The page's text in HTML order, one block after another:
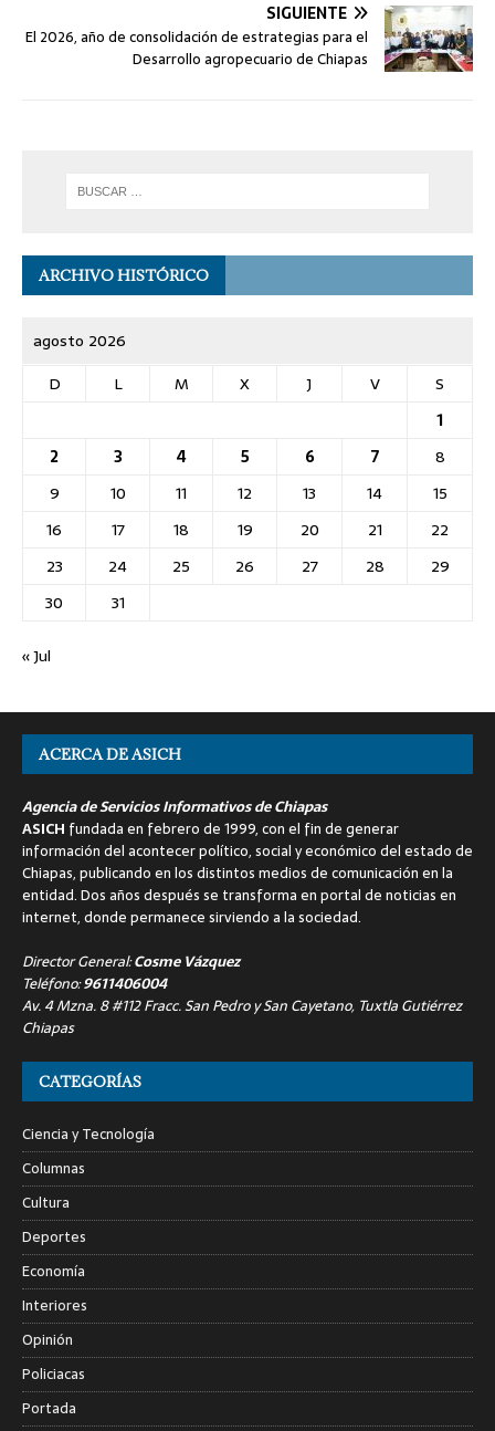
SIGUIENTE
El 2026, año de consolidación de estrategias para el
Desarrollo agropecuario de Chiapas
ARCHIVO HISTÓRICO
agosto 2026
D
L M X J V
S
1
2
3 4 5 6 7
8
9
10 11 12 13 14
15
16
17 18 19 20 21
22
23
24 25 26 27 28
29
30
31
« Jul
ACERCA DE ASICH
Agencia de Servicios Informativos de Chiapas
ASICH fundada en febrero de 1999, con el fin de generar
información del acontecer político, social y económico del estado de
Chiapas, publicando en los distintos medios de comunicación en la
entidad. Dos años después se transforma en portal de noticias en
internet, donde permanece sirviendo a la sociedad.
Director General:Cosme Vázquez
Teléfono:9611406004
Av. 4 Mzna. 8 #112 Fracc. San Pedro y San Cayetano, Tuxtla Gutiérrez
Chiapas
CATEGORÍAS
Ciencia y Tecnología
Columnas
Cultura
Deportes
Economía
Interiores
Opinión
Policiacas
Portada